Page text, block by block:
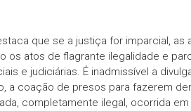
que se a justiça for imparcial,
os atos de flagrante ilegalidade e
e judiciárias. É inadmissível a
a coação de presos para fazerem
completamente ilegal, ocorrida